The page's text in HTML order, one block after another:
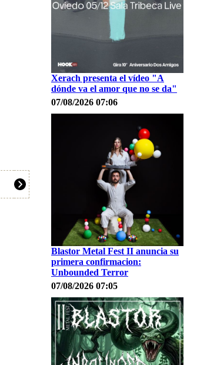
Xerach presenta el vídeo "A
dónde va el amor que no se da"
07/08/2026 07:06
Blastor Metal Fest II anuncia su
primera confirmacion:
Unbounded Terror
07/08/2026 07:05